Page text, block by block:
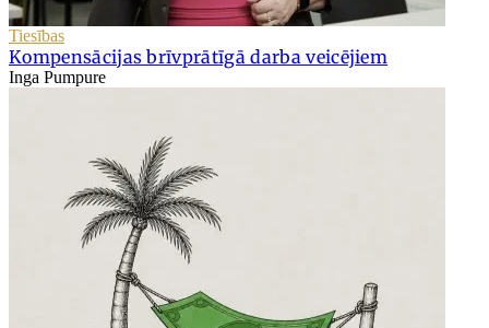
Tiesības
Kompensācijas brīvprātīgā darba veicējiem
Inga Pumpure